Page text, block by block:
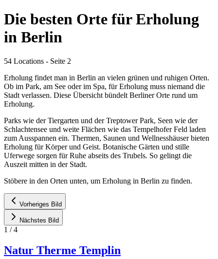
Die besten Orte für Erholung
in Berlin
54 Locations - Seite 2
Erholung findet man in Berlin an vielen grünen und ruhigen Orten.
Ob im Park, am See oder im Spa, für Erholung muss niemand die
Stadt verlassen. Diese Übersicht bündelt Berliner Orte rund um
Erholung.
Parks wie der Tiergarten und der Treptower Park, Seen wie der
Schlachtensee und weite Flächen wie das Tempelhofer Feld laden
zum Ausspannen ein. Thermen, Saunen und Wellnesshäuser bieten
Erholung für Körper und Geist. Botanische Gärten und stille
Uferwege sorgen für Ruhe abseits des Trubels. So gelingt die
Auszeit mitten in der Stadt.
Stöbere in den Orten unten, um Erholung in Berlin zu finden.
Vorheriges Bild
Nächstes Bild
1 /4
Natur Therme Templin